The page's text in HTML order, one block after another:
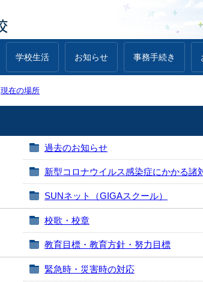
学校生活 お知らせ 事務手続き
現在の場所
過去のお知らせ
新型コロナウイルス感染症にかかる諸
SUNネット（GIGAスクール）
校歌・校章
教育目標・教育方針・努力目標
緊急時・災害時の対応